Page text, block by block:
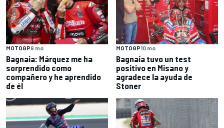
MOTOGP9 mo
Bagnaia: Márquez me ha
sorprendido como
compañero y he aprendido
de él
MOTOGP10 mo
Bagnaia tuvo un test
positivo en Misano y
agradece la ayuda de
Stoner